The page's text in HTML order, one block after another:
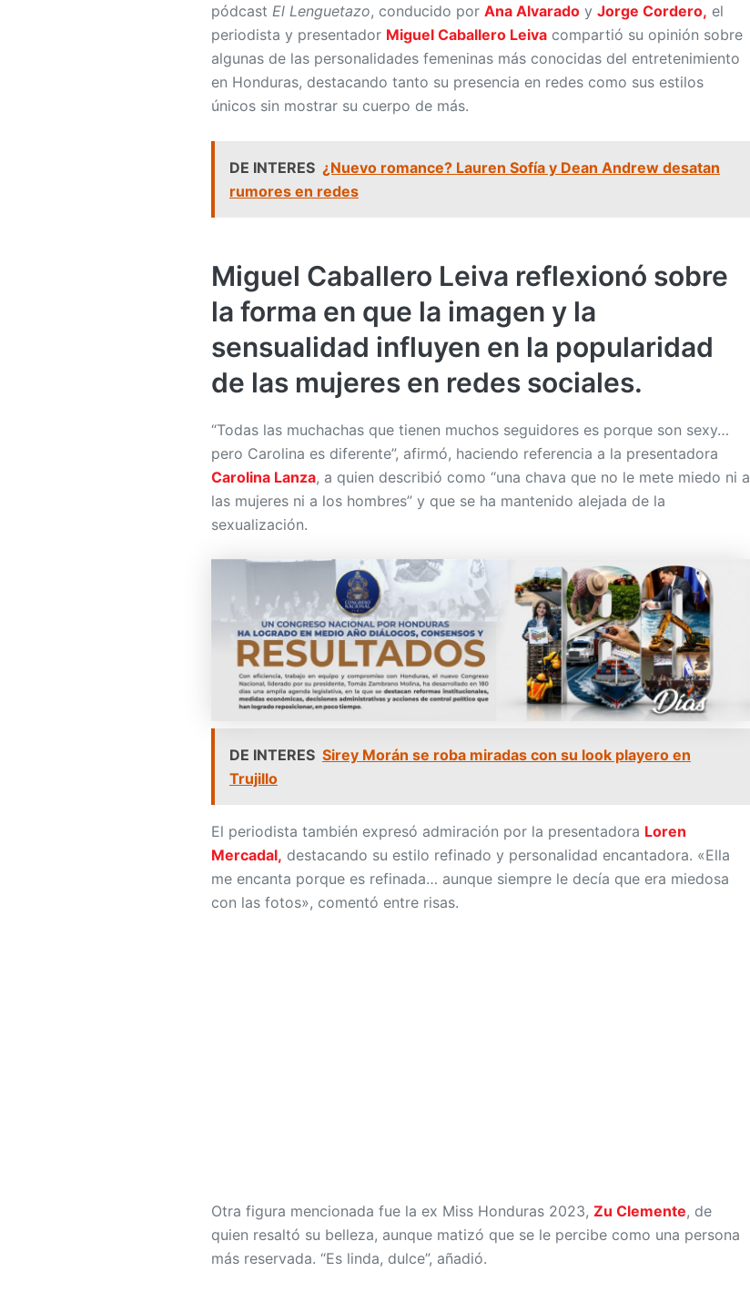
pódcast El Lenguetazo, conducido por Ana Alvarado y Jorge Cordero, el
periodista y presentador Miguel Caballero Leiva compartió su opinión sobre
algunas de las personalidades femeninas más conocidas del entretenimiento
en Honduras, destacando tanto su presencia en redes como sus estilos
únicos sin mostrar su cuerpo de más.
DE INTERES ¿Nuevo romance? Lauren Sofía y Dean Andrew desatan
rumores en redes
Miguel Caballero Leiva reflexionó sobre
la forma en que la imagen y la
sensualidad influyen en la popularidad
de las mujeres en redes sociales.
“Todas las muchachas que tienen muchos seguidores es porque son sexy…
pero Carolina es diferente”, afirmó, haciendo referencia a la presentadora
Carolina Lanza, a quien describió como “una chava que no le mete miedo ni a
las mujeres ni a los hombres” y que se ha mantenido alejada de la
sexualización.
DE INTERES Sirey Morán se roba miradas con su look playero en
Trujillo
El periodista también expresó admiración por la presentadora Loren
Mercadal, destacando su estilo refinado y personalidad encantadora. «Ella
me encanta porque es refinada… aunque siempre le decía que era miedosa
con las fotos», comentó entre risas.
Otra figura mencionada fue la ex Miss Honduras 2023, Zu Clemente, de
quien resaltó su belleza, aunque matizó que se le percibe como una persona
más reservada. “Es linda, dulce”, añadió.